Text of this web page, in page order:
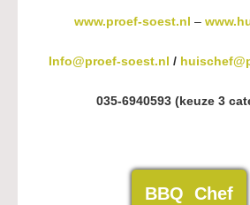
www.proef-soest.nl –
Info@proef-soest.nl /
035-6940593 (keuze 3
BBQ Chef